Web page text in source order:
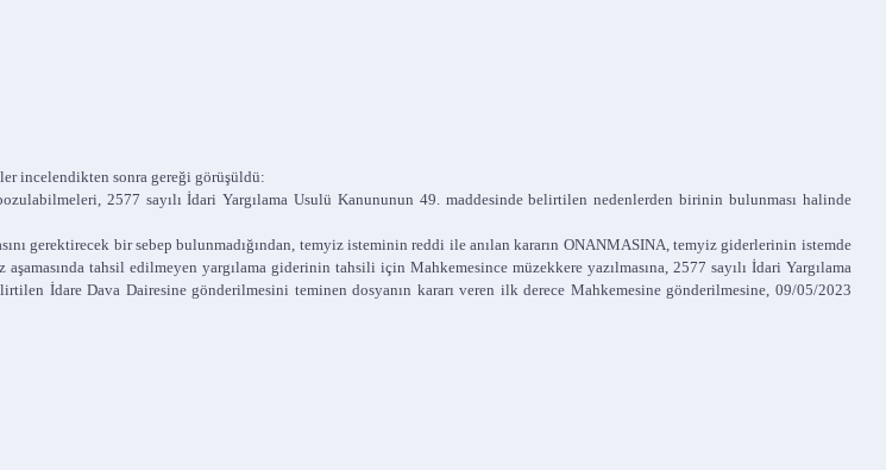
incelendikten sonra gereği görüşüldü:
2577 sayılı İdari Yargılama Usulü Kanununun 49. maddesinde belirtilen nedenlerden birinin bulunması halinde
gerektirecek bir sebep bulunmadığından, temyiz isteminin reddi ile anılan kararın ONANMASINA, temyiz giderlerinin istemde
tahsil edilmeyen yargılama giderinin tahsili için Mahkemesince müzekkere yazılmasına, 2577 sayılı İdari Yargılama
İdare Dava Dairesine gönderilmesini teminen dosyanın kararı veren ilk derece Mahkemesine gönderilmesine, 09/05/2023